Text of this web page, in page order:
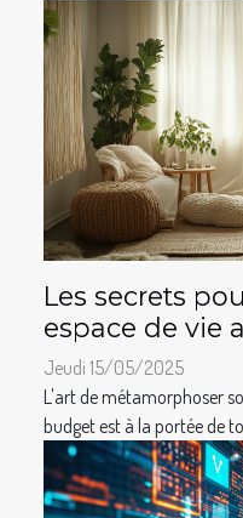
Les secrets
espace de vie
Jeudi 15/05/2025
L'art de métamorphoser
budget est à la portée de